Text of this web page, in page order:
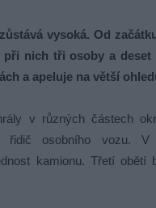
vysoká. Od
nich tři osoby a
a apeluje na větší
v různých částech
osobního vozu. V
kamionu. Třetí obětí